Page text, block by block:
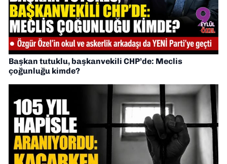
Başkan tutuklu, başkanvekili CHP’de: Meclis
çoğunluğu kimde?